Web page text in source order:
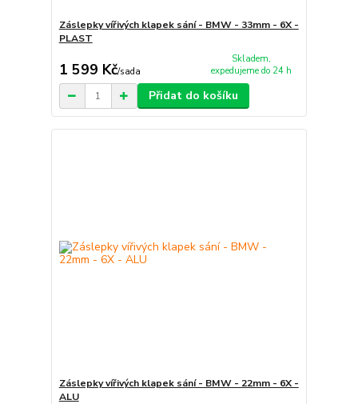
Záslepky vířivých klapek sání - BMW - 33mm - 6X -
PLAST
1 599 Kč/sada
Skladem,
expedujeme do 24 h
Přidat do košíku
Záslepky vířivých klapek sání - BMW - 22mm - 6X -
ALU